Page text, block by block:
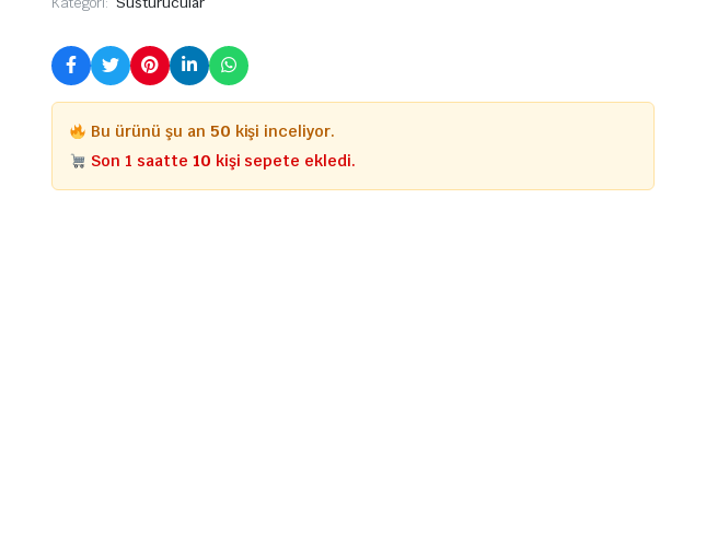
Bu ürünü şu an 50 kişi inceliyor.
Son 1 saatte 10 kişi sepete ekledi.